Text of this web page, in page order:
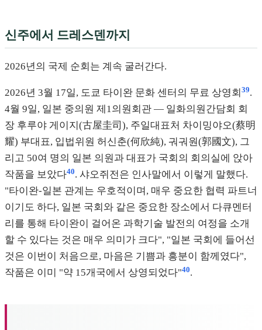
신주에서 드레스덴까지
2026년의 국제 순회는 계속 굴러간다.
2026년 3월 17일, 도쿄 타이완 문화 센터의 무료 상영회 39.
4월 9일, 일본 중의원 제1의원회관 — 일화의원간담회 회
장 후루야 게이지(古屋圭司), 주일대표처 차이밍야오(蔡明
耀) 부대표, 입법위원 허신춘(何欣純), 궈궈원(郭國文), 그
리고 50여 명의 일본 의원과 대표가 국회의 회의실에 앉아
작품을 보았다40. 샤오쥐전은 인사말에서 이렇게 말했다.
"타이완-일본 관계는 우호적이며, 매우 중요한 협력 파트너
이기도 하다, 일본 국회와 같은 중요한 장소에서 다큐멘터
리를 통해 타이완이 걸어온 과학기술 발전의 여정을 소개
할 수 있다는 것은 매우 의미가 크다", "일본 국회에 들어선
것은 이번이 처음으로, 마음은 기쁨과 흥분이 함께였다",
작품은 이미 "약 15개국에서 상영되었다"40.